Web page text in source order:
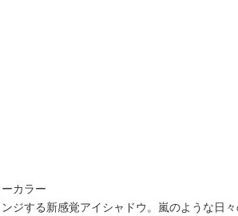
カラー
ジする新感覚アイシャドウ。嵐のような日